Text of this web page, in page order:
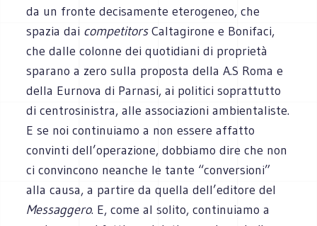
da un fronte decisamente eterogeneo, che
spazia dai competitorsCaltagirone e Bonifaci,
che dalle colonne dei quotidiani di proprietà
sparano a zero sulla proposta della A.S Roma e
della Eurnova di Parnasi, ai politici soprattutto
di centrosinistra, alle associazioni ambientaliste.
E se noi continuiamo a non essere affatto
convinti dell’operazione, dobbiamo dire che non
ci convincono neanche le tante “conversioni”
alla causa, a partire da quella dell’editore del
Messaggero. E, come al solito, continuiamo a